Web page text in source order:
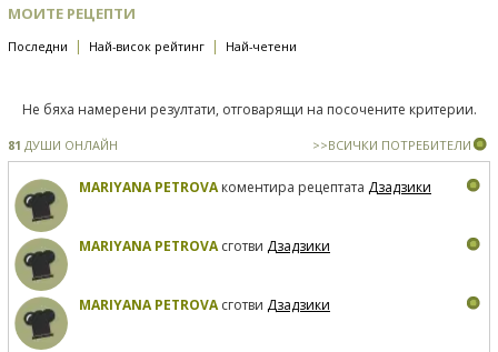
МОИТЕ РЕЦЕПТИ
Последни | Най-висок рейтинг | Най-четени
Не бяха намерени резултати, отговарящи на посочените критерии.
81 ДУШИ ОНЛАЙН >>ВСИЧКИ ПОТРЕБИТЕЛИ
MARIYANA PETROVAкоментира рецептата Дзадзики
MARIYANA PETROVAсготви Дзадзики
MARIYANA PETROVAсготви Дзадзики